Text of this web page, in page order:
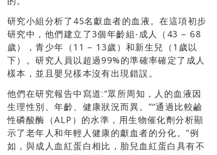
研究小組分析了45名獻血者的血液。在這項初步
研究中，他們建立了3個年齡組-成人（43 – 68
歲），青少年（11 – 13歲）和新生兒（1歲以
下）。研究人員以超過99%的準確率確定了成人
樣本，並且嬰兒樣本沒有出現錯誤。
他們在研究報告中寫道:“眾所周知，人的血液因
生理性別、年齡、健康狀況而異。”“通過比較鹼
性磷酸酶（ALP）的水準，用生物催化劑分析顯
示了老年人和年輕人健康的獻血者的分化。”例
如，與成人血紅蛋白相比，胎兒血紅蛋白具有不